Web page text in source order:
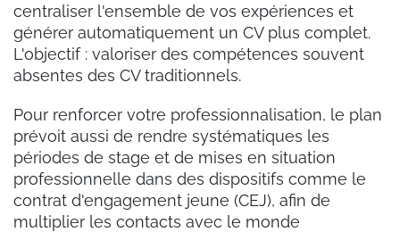
centraliser l'ensemble de vos expériences et
générer automatiquement un CV plus complet.
L'objectif : valoriser des compétences souvent
absentes des CV traditionnels.
Pour renforcer votre professionnalisation, le plan
prévoit aussi de rendre systématiques les
périodes de stage et de mises en situation
professionnelle dans des dispositifs comme le
contrat d'engagement jeune (CEJ), afin de
multiplier les contacts avec le monde